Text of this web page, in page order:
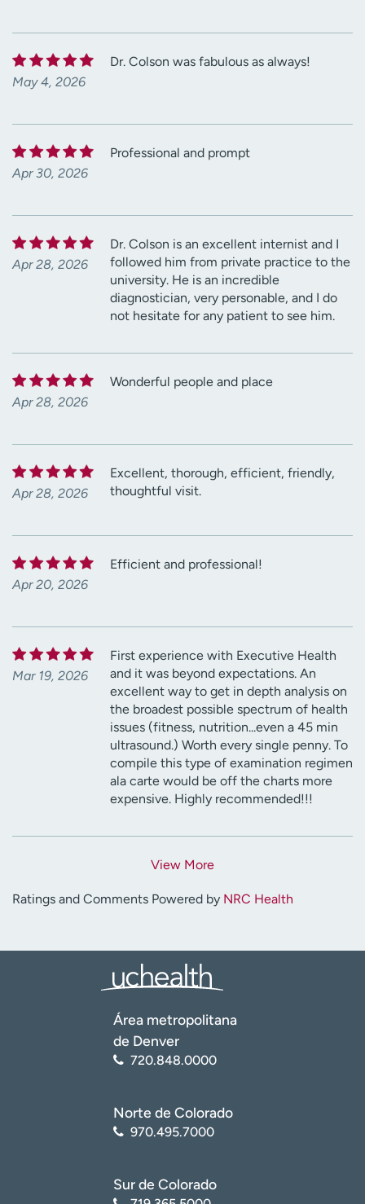
May 4, 2026
Dr. Colson was fabulous as always!
Apr 30, 2026
Professional and prompt
Apr 28, 2026
Dr. Colson is an excellent internist and I
followed him from private practice to the
university. He is an incredible
diagnostician, very personable, and I do
not hesitate for any patient to see him.
Apr 28, 2026
Wonderful people and place
Apr 28, 2026
Excellent, thorough, efficient, friendly,
thoughtful visit.
Apr 20, 2026
Efficient and professional!
Mar 19, 2026
First experience with Executive Health
and it was beyond expectations. An
excellent way to get in depth analysis on
the broadest possible spectrum of health
issues (fitness, nutrition...even a 45 min
ultrasound.) Worth every single penny. To
compile this type of examination regimen
ala carte would be off the charts more
expensive. Highly recommended!!!
View More
Ratings and Comments Powered by NRC Health
Área metropolitana
de Denver
720.848.0000
Norte de Colorado
970.495.7000
Sur de Colorado